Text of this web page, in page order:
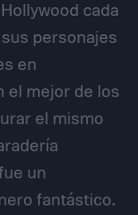
cada
personajes
en
el mejor de los
el mismo
un
fantástico.